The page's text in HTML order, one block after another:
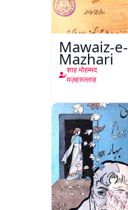
Mawaiz-e-
Mazhari
शाह मोहम्मद
मज़हरुल्लाह